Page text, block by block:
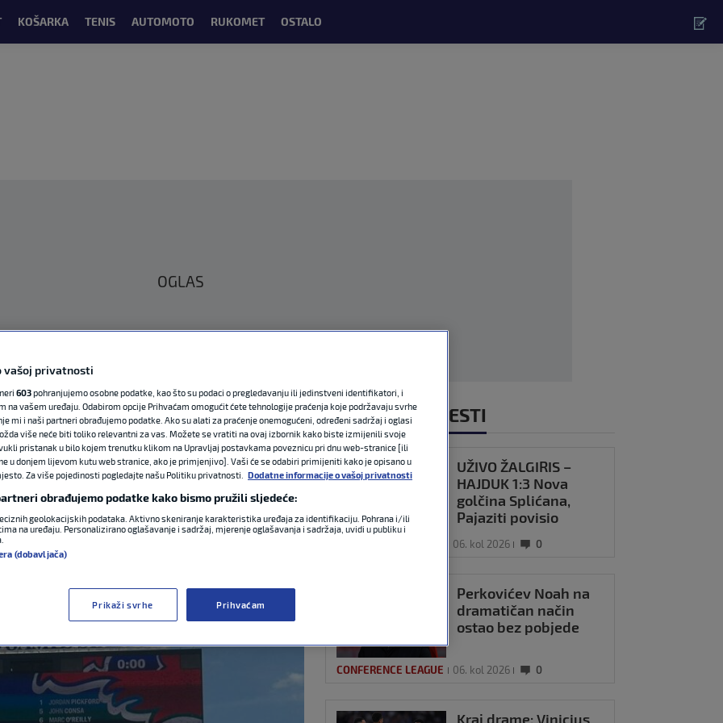
KOŠARKA TENIS AUTOMOTO RUKOMET OSTALO
OGLAS
gaf
svakom
napisali ime
1 komentar
NAJNOVIJE VIJESTI
UŽIVO
UŽIVO ŽALGIRIS –
HAJDUK 1:3 Nova
golčina Splićana,
Pajaziti povisio
06. kol 2026 0
Perkovićev Noah na
dramatičan način
ostao bez pobjede
CONFERENCE LEAGUE 06. kol 2026 0
Kraj drame: Vinicius
vašoj privatnosti
603pohranjujemo osobne podatke, kao što su podaci o pregledavanju ili jedinstveni identifikatori, i
na vašem uređaju. Odabirom opcije Prihvaćam omogućit ćete tehnologije praćenja koje podržavaju svrhe
mi i naši partneri obrađujemo podatke. Ako su alati za praćenje onemogućeni, određeni sadržaj i oglasi
više neće biti toliko relevantni za vas. Možete se vratiti na ovaj izbornik kako biste izmijenili svoje
pristanak u bilo kojem trenutku klikom na Upravljaj postavkama poveznicu pri dnu web-stranice [ili
u donjem lijevom kutu web stranice, ako je primjenjivo]. Vaši će se odabiri primijeniti kako je opisano u
Za više pojedinosti pogledajte našu Politiku privatnosti.
Dodatne informacije o vašoj privatnosti
obrađujemo podatke kako bismo pružili sljedeće:
geolokacijskih podataka. Aktivno skeniranje karakteristika uređaja za identifikaciju. Pohrana i/ili
na uređaju. Personalizirano oglašavanje i sadržaj, mjerenje oglašavanja i sadržaja, uvidi u publiku i
(dobavljača)
Prikaži svrhe Prihvaćam